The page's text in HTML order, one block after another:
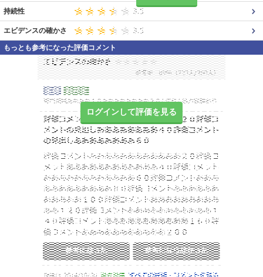
持続性
エビデンスの確かさ
もっとも参考になった評価コメント
ログインして評価を見る